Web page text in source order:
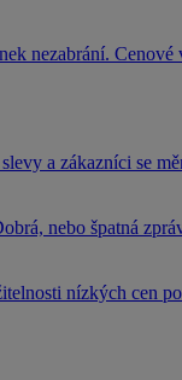
nezabrání.
a zákazníci se
nebo špatná
nízkých cen